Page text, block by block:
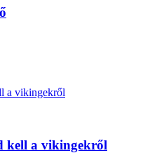
kell a vikingekről